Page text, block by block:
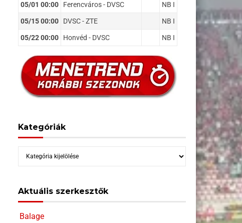
05/01 00:00 Ferencváros - DVSC NB I
05/15 00:00 DVSC - ZTE NB I
05/22 00:00 Honvéd - DVSC NB I
Kategóriák
Kategóriák
Aktuális szerkesztők
Balage